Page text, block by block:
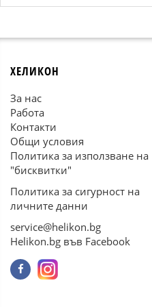
ХЕЛИКОН
За нас
Работа
Контакти
Общи условия
Политика за използване на
"бисквитки"
Политика за сигурност на
личните данни
service@helikon.bg
Helikon.bg във Facebook